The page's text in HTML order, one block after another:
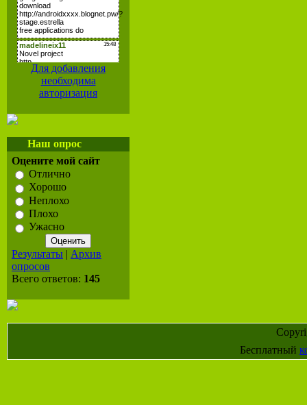
Для добавления
необходима
авторизация
Наш опрос
Оцените мой сайт
Отлично
Хорошо
Неплохо
Плохо
Ужасно
Результаты | Архив
опросов
Всего ответов: 145
Бесплатный